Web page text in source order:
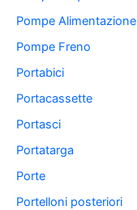
Pompe Alimentazione
Pompe Freno
Portabici
Portacassette
Portasci
Portatarga
Porte
Portelloni posteriori